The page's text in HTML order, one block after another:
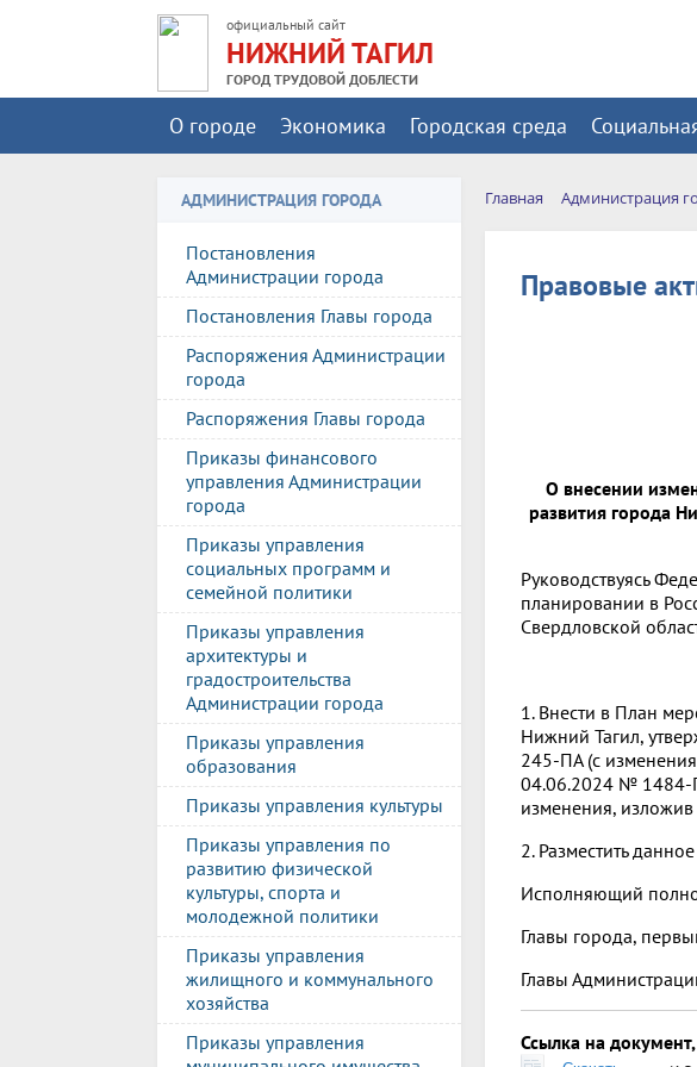
официальный сайт
НИЖНИЙ ТАГИЛ
ГОРОД ТРУДОВОЙ ДОБЛЕСТИ
О городе Экономика Городская среда
АДМИНИСТРАЦИЯ ГОРОДА
Постановления
Администрации города
Постановления Главы города
Распоряжения Администрации
города
Распоряжения Главы города
Приказы финансового
управления Администрации
города
Приказы управления
социальных программ и
семейной политики
Приказы управления
архитектуры и
градостроительства
Администрации города
Приказы управления
образования
Приказы управления культуры
Приказы управления по
развитию физической
культуры, спорта и
молодежной политики
Приказы управления
жилищного и коммунального
хозяйства
Приказы управления
Главная Администрация
Правовые
О внесении
развития города
Руководствуясь
планировании в
Свердловской
1. Внести в План
Нижний Тагил,
245-ПА (с
04.06.2024 № 1484-
изменения,
2. Разместить
Исполняющий
Главы города,
Главы
Ссылка на